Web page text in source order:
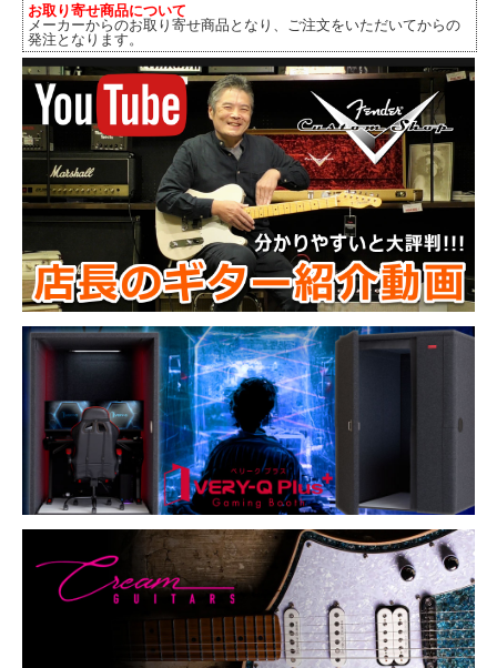
お取り寄せ商品について
メーカーからのお取り寄せ商品となり、ご注文をいただいてからの
発注となります。